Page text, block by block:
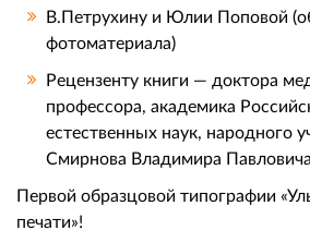
В.Петрухину и Юлии Поповой
фотоматериала)
Рецензенту книги — доктора
профессора, академика
естественных наук, народного
Смирнова Владимира Павловича.
Первой образцовой типографии
печати»!